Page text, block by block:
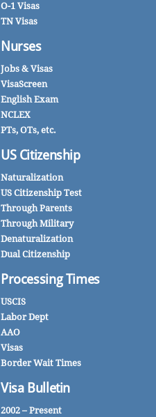
O-1 Visas
TN Visas
Nurses
Jobs & Visas
VisaScreen
English Exam
NCLEX
PTs, OTs, etc.
US Citizenship
Naturalization
US Citizenship Test
Through Parents
Through Military
Denaturalization
Dual Citizenship
Processing Times
USCIS
Labor Dept
AAO
Visas
Border Wait Times
Visa Bulletin
2002 – Present